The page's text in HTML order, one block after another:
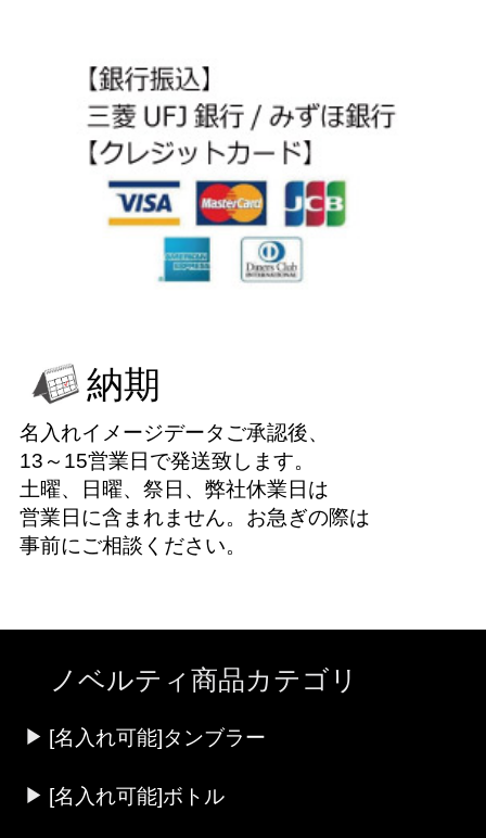
納期
名入れイメージデータご承認後、
13～15営業日で発送致します。
土曜、日曜、祭日、弊社休業日は
営業日に含まれません。お急ぎの際は
事前にご相談ください。
ノベルティ商品カテゴリ
[名入れ可能]タンブラー
[名入れ可能]ボトル